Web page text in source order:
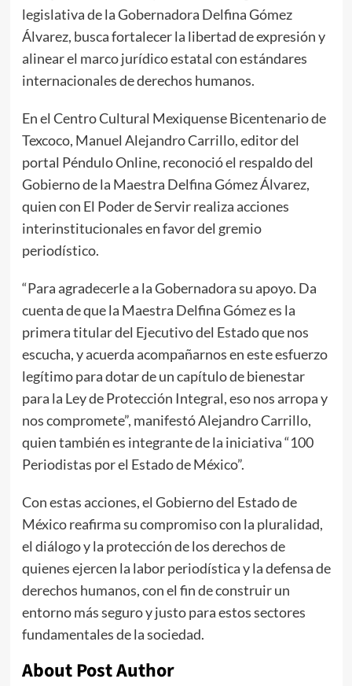
legislativa de la Gobernadora Delfina Gómez
Álvarez, busca fortalecer la libertad de expresión y
alinear el marco jurídico estatal con estándares
internacionales de derechos humanos.
En el Centro Cultural Mexiquense Bicentenario de
Texcoco, Manuel Alejandro Carrillo, editor del
portal Péndulo Online, reconoció el respaldo del
Gobierno de la Maestra Delfina Gómez Álvarez,
quien con El Poder de Servir realiza acciones
interinstitucionales en favor del gremio
periodístico.
“Para agradecerle a la Gobernadora su apoyo. Da
cuenta de que la Maestra Delfina Gómez es la
primera titular del Ejecutivo del Estado que nos
escucha, y acuerda acompañarnos en este esfuerzo
legítimo para dotar de un capítulo de bienestar
para la Ley de Protección Integral, eso nos arropa y
nos compromete”, manifestó Alejandro Carrillo,
quien también es integrante de la iniciativa “100
Periodistas por el Estado de México”.
Con estas acciones, el Gobierno del Estado de
México reafirma su compromiso con la pluralidad,
el diálogo y la protección de los derechos de
quienes ejercen la labor periodística y la defensa de
derechos humanos, con el fin de construir un
entorno más seguro y justo para estos sectores
fundamentales de la sociedad.
About Post Author